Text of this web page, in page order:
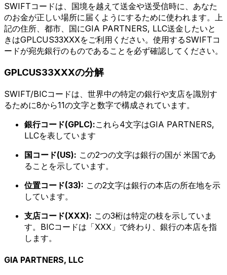
SWIFTコードは、国境を越えて送金や送受信時に、あなた
のお金が正しい場所に届くようにするために使われます。上
記の住所、都市、国にGIA PARTNERS, LLC送金したいと
きはGPLCUS33XXXをご利用ください。使用するSWIFTコ
ードが宛先銀行のものであることを必ず確認してください。
GPLCUS33XXXの分解
SWIFT/BICコードは、世界中の特定の銀行や支店を識別す
るために8から11の文字と数字で構成されています。
銀行コード(GPLC):これら4文字はGIA PARTNERS,
LLCを表しています
国コード(US): この2つの文字は銀行の国が 米国であ
ることを示しています。
位置コード(33): この2文字は銀行の本店の所在地を示
しています。
支店コード(XXX): この3桁は特定の枝を示していま
す。BICコードは「XXX」で終わり、銀行の本店を指
します。
GIA PARTNERS, LLC